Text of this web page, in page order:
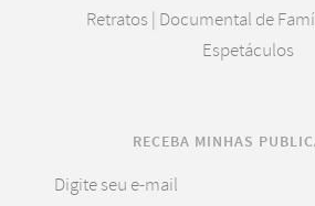
Retratos | Documental de
Espetáculos
RECEBA MINHAS